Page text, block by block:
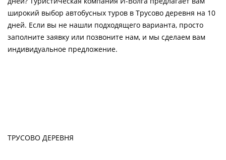
широкий выбор автобусных туров в Трусово деревня на 10
дней. Если вы не нашли подходящего варианта, просто
заполните заявку или позвоните нам, и мы сделаем вам
индивидуальное предложение.
ТРУСОВО ДЕРЕВНЯ